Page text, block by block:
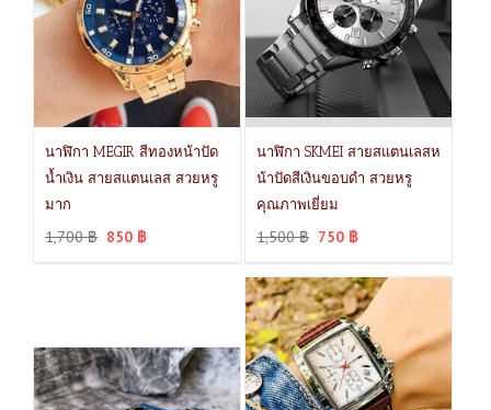
นาฬิกา MEGIR สีทองหน้าปัด
น้ำเงิน สายสแตนเลส สวยหรู
มาก
1,700฿ 850 ฿
นาฬิกา SKMEI สายสแตนเลสห
น้าปัดสีเงินขอบดำ สวยหรู
คุณภาพเยี่ยม
1,500฿ 750 ฿